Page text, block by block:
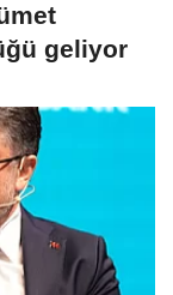
geliyor